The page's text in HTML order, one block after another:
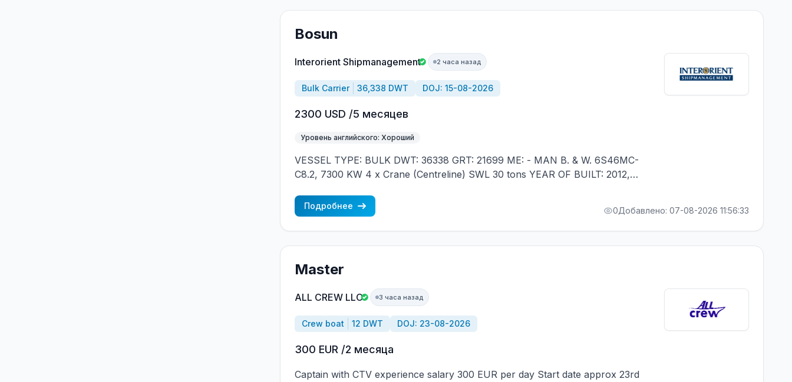
Bosun
Interorient Shipmanagement 2 часа назад
Bulk Carrier 36,338 DWT DOJ: 15-08-2026
2300 USD /5 месяцев
Уровень английского: Хороший
VESSEL TYPE: BULK DWT: 36338 GRT: 21699 ME: - MAN B. & W. 6S46MC-
C8.2, 7300 KW 4 x Crane (Centreline) SWL 30 tons YEAR OF BUILT: 2012,
CONTRACT IN RANK
Подробнее 0Добавлено: 07-08-2026 11:56:33
Master
ALL CREW LLC 3 часа назад
Crew boat 12 DWT DOJ: 23-08-2026
300 EUR /2 месяца
Captain with CTV experience salary 300 EUR per day Start date approx 23rd